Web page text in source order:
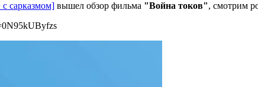
сарказмом] вышел обзор фильма "Война токов", смотрим